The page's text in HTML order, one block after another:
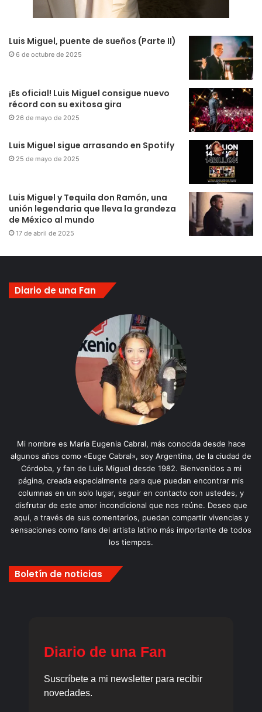
Luis Miguel, puente de sueños (Parte II)
6 de octubre de 2025
¡Es oficial! Luis Miguel consigue nuevo
récord con su exitosa gira
26 de mayo de 2025
Luis Miguel sigue arrasando en Spotify
25 de mayo de 2025
Luis Miguel y Tequila don Ramón, una
unión legendaria que lleva la grandeza
de México al mundo
17 de abril de 2025
Diario de una Fan
Mi nombre es María Eugenia Cabral, más conocida desde hace
algunos años como «Euge Cabral», soy Argentina, de la ciudad de
Córdoba, y fan de Luis Miguel desde 1982. Bienvenidos a mi
página, creada especialmente para que puedan encontrar mis
columnas en un solo lugar, seguir en contacto con ustedes, y
disfrutar de este amor incondicional que nos reúne. Deseo que
aquí, a través de sus comentarios, puedan compartir vivencias y
sensaciones como fans del artista latino más importante de todos
los tiempos.
Boletín de noticias